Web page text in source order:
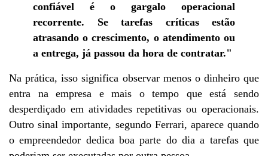
confiável é o gargalo operacional
recorrente. Se tarefas críticas estão
atrasando o crescimento, o atendimento ou
a entrega, já passou da hora de contratar."
Na prática, isso significa observar menos o dinheiro que
entra na empresa e mais o tempo que está sendo
desperdiçado em atividades repetitivas ou operacionais.
Outro sinal importante, segundo Ferrari, aparece quando
o empreendedor dedica boa parte do dia a tarefas que